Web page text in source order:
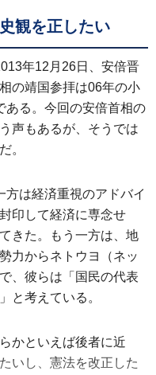
観を正したい
年12月26日、安倍晋
の靖国参拝は06年の小
ある。今回の安倍首相の
声もあるが、そうでは
。
は経済重視のアドバイ
印して経済に専念せ
きた。もう一方は、地
力からネトウヨ（ネッ
、彼らは「国民の代表
と考えている。
かといえば後者に近
いし、憲法を改正した